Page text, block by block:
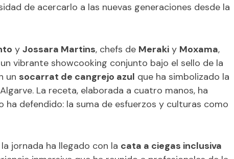
de acercarlo a las nuevas generaciones desde la
yJossara Martins, chefs de Meraki y Moxama,
vibrante showcooking conjunto bajo el sello de la
un socarrat de cangrejo azul que ha simbolizado la
La receta, elaborada a cuatro manos, ha
ha defendido: la suma de esfuerzos y culturas como
jornada ha llegado con la cata a ciegas inclusiva